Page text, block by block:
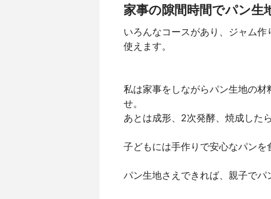
家事の隙間時間でパン生
いろんなコースがあり、ジャム
使えます。
私は家事をしながらパン生地の
せ。
あとは成形、2次発酵、焼成した
子どもには手作りで安心なパンを
パン生地さえできれば、親子でパ